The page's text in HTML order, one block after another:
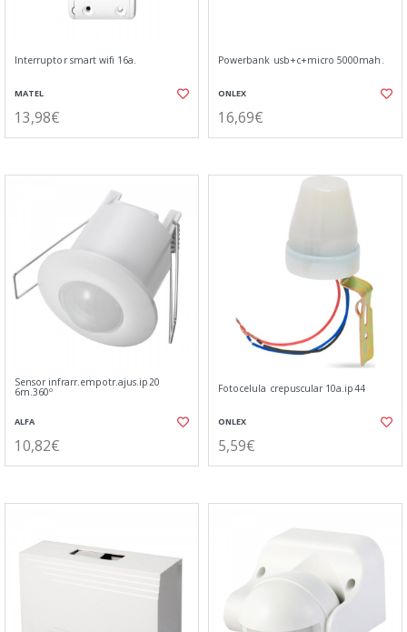
Interruptor smart wifi 16a.
MATEL
13,98€
Powerbank usb+c+micro 5000mah.
ONLEX
16,69€
Sensor infrarr.empotr.ajus.ip20
6m.360º
ALFA
10,82€
Fotocelula crepuscular 10a.ip44
ONLEX
5,59€